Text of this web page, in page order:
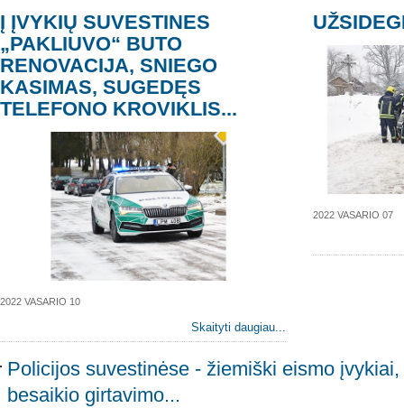
Į ĮVYKIŲ SUVESTINES
„PAKLIUVO“ BUTO
RENOVACIJA, SNIEGO
KASIMAS, SUGEDĘS
TELEFONO KROVIKLIS...
2022 VASARIO 10
Skaityti daugiau...
2022 VASARIO 07
Policijos suvestinėse - žiemiški eismo
besaikio girtavimo...